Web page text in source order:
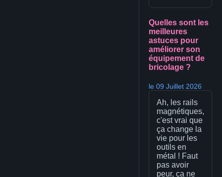
Quelles sont les
meilleures
astuces pour
améliorer son
équipement de
bricolage ?
le 09 Juillet 2026
Ah, les rails
magnétiques,
c'est vrai que
ça change la
vie pour les
outils en
métal ! Faut
pas avoir
peur, ça ne